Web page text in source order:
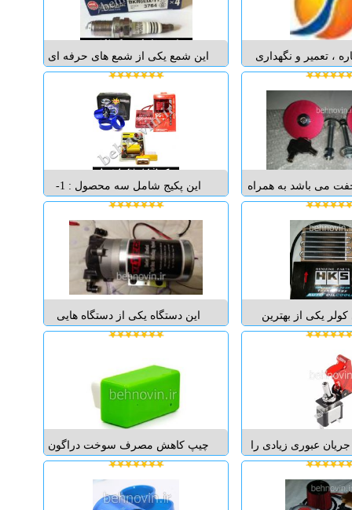
بیشتر نیست ولی باز
می توانید ...
کیا سراتو لوازم یدکی کیا اپتیما لوازم
ید...
، تعمیر و نگهداری
سبک خرید ، اجاره ،
خودروهای سنگین
اتوبوس و...) خرید ،
و نگهداری موتور
تهیه و ساخت
خط تو...
این شمع یکی از شمع های حرفه ای
و قدرتمند شرکت ان جی کی ngk
ژاپن می باشد عمر مفید این شمع
بالای 100 هزار کیلومتر بوده و از
جمله مزایای این شمع این است که
می توانید پس از نصب آن افزایش
شتاب خوبی را به ه...
می باشد به همراه
نصب تحویل کالا درب
بیشتر در فروشگاه
برای اطلاعات بیشتر
محصول و قیمت آن به
در زیر آمده مراجعه
نمایید. فر...
این پکیج شامل سه محصول : 1-
تیونینگ چیپ دراگون 2-سوپر چیپ
رایزین قرمز 3-توربو مکانیکی
توضیحات هر یک از محصولات به
صورت جدا گانه در هر محصول
نوشته ایم شما با رجوع به محصولات
دیگر می توا...
کولر یکی از بهترین
اویل کولرهای شرکت
و ساخت می شود و با
برترین تکنولوژی های
تولید می گردد. از این
اویل کولر ...
این دستگاه یکی از دستگاه هایی
هست که هر توربو بازی قدرش را
کیت به چی میزان می تواند عملکرد
خودرو را بهبود دهد و بوست توربو ها
را بیشتر و خطرات ناشی از خرابی
موتور را ...
عبوری زیادی را
نماید و از آن می
راه اندازی پمپ سوخت
های دیگر خودرو از
چیپ کاهش مصرف سوخت دراگون
دارنده کدام گواهینامه های بین
المللی مبنی بر عملکرد واقعی و
موثر می باشد ؟ CE / FCC / RoHS